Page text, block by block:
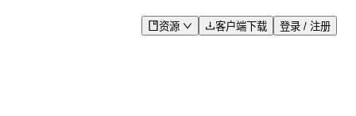
资源 客户端下载 登录 / 注册